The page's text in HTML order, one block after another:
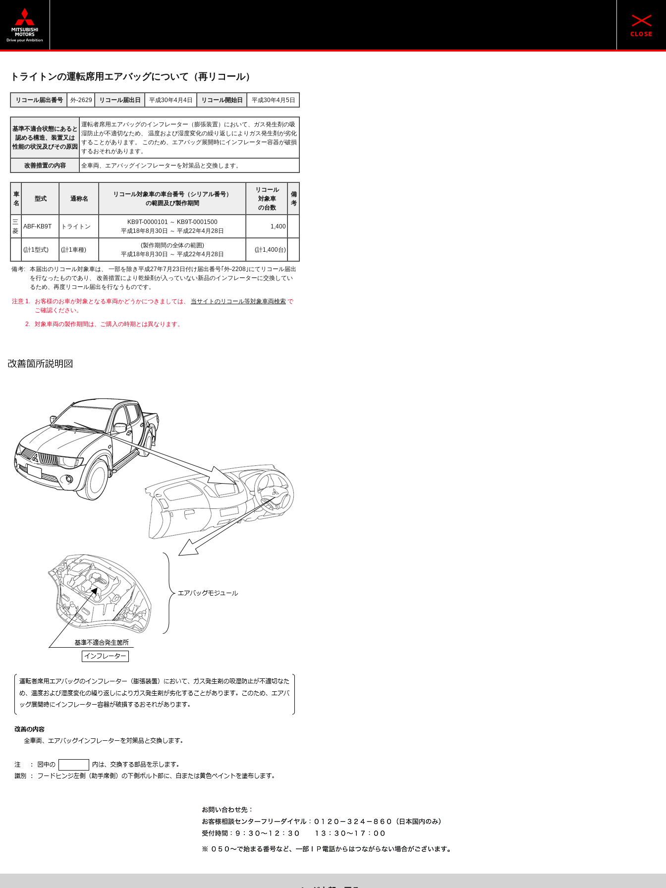
トライトンの運転席用エアバッグについて（再リコール）
リコール届出番号 外-2629 リコール届出日 平成30年4月4日 リコール開始日 平成30年4月5日
基準不適合状態にあると
認める構造、装置又は
性能の状況及びその原因
運転者席用エアバッグのインフレーター（膨張装置）において、ガス発生剤の吸
湿防止が不適切なため、 温度および湿度変化の繰り返しによりガス発生剤が劣化
することがあります。 このため、エアバッグ展開時にインフレーター容器が破損
するおそれがあります。
改善措置の内容 全車両、エアバッグインフレーターを対策品と交換します。
車
名
型式 通称名
リコール対象車の車台番号（シリアル番号）
の範囲及び製作期間
リコール
対象車
の台数
備
考
三
菱
ABF-KB9T トライトン
KB9T-0000101 ～ KB9T-0001500
平成18年8月30日 ～ 平成22年4月28日
1,400
(計1型式) (計1車種)
(製作期間の全体の範囲)
平成18年8月30日 ～ 平成22年4月28日
(計1,400台)
備考:
本届出のリコール対象車は、 一部を除き平成27年7月23日付け届出番号｢外-2208｣にてリコール届出
を行なったものであり、 改善措置により乾燥剤が入っていない新品のインフレーターに交換してい
るため、再度リコール届出を行なうものです。
注意 1. お客様のお車が対象となる車両かどうかにつきましては、 当サイトのリコール等対象車両検索 で
ご確認ください。
2.
対象車両の製作期間は、ご購入の時期とは異なります。